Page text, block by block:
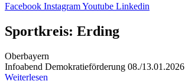
Facebook InstagramYoutube Linkedin
Sportkreis: Erding
Oberbayern
Info­abend Demo­kra­tie­för­de­rung 08./13.01.2026
Weiterlesen